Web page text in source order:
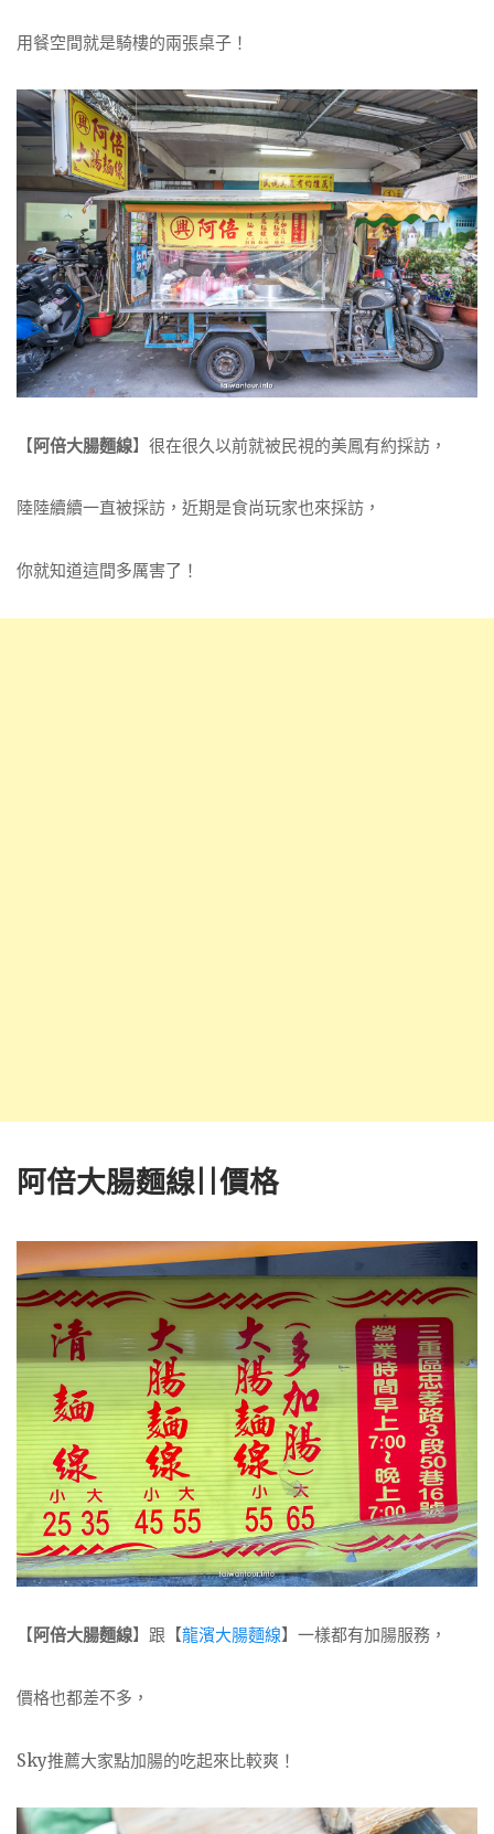
用餐空間就是騎樓的兩張桌子！
【阿倍大腸麵線】很在很久以前就被民視的美鳳有約採訪，
陸陸續續一直被採訪，近期是食尚玩家也來採訪，
你就知道這間多厲害了！
阿倍大腸麵線||價格
【阿倍大腸麵線】跟【龍濱大腸麵線】一樣都有加腸服務，
價格也都差不多，
Sky推薦大家點加腸的吃起來比較爽！